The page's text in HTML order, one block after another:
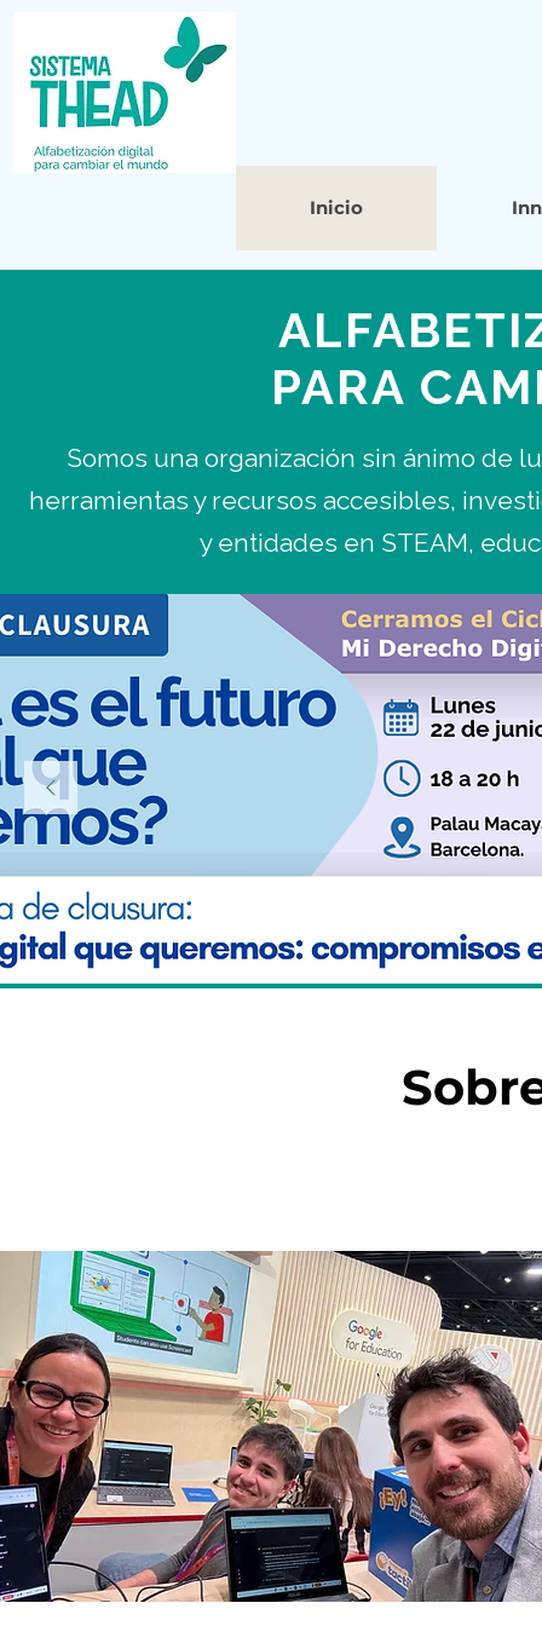
Inicio
PARA
Somos una organización sin ánimo de
herramientas y recursos accesibles,
y entidades en STEAM,